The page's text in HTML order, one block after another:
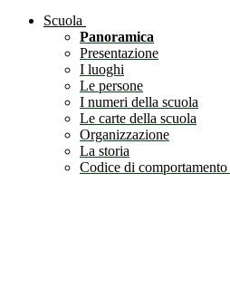
Scuola
Panoramica
Presentazione
I luoghi
Le persone
I numeri della scuola
Le carte della scuola
Organizzazione
La storia
Codice di